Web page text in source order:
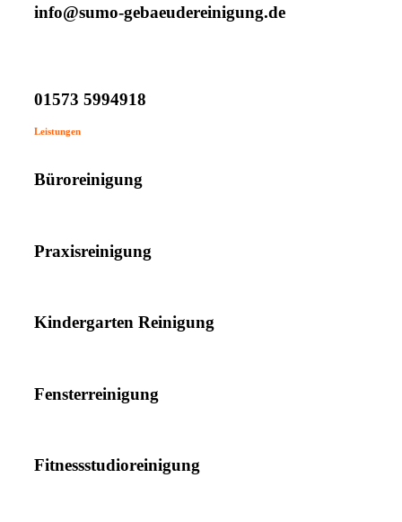
info@sumo-gebaeudereinigung.de
01573 5994918
Leistungen
Büroreinigung
Praxisreinigung
Kindergarten Reinigung
Fensterreinigung
Fitnessstudioreinigung